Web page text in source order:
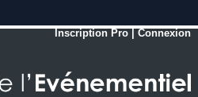
Inscription Pro |Connexion